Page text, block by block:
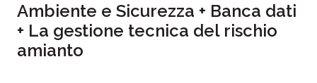
Ambiente e Sicurezza + Banca dati
+ La gestione tecnica del rischio
amianto